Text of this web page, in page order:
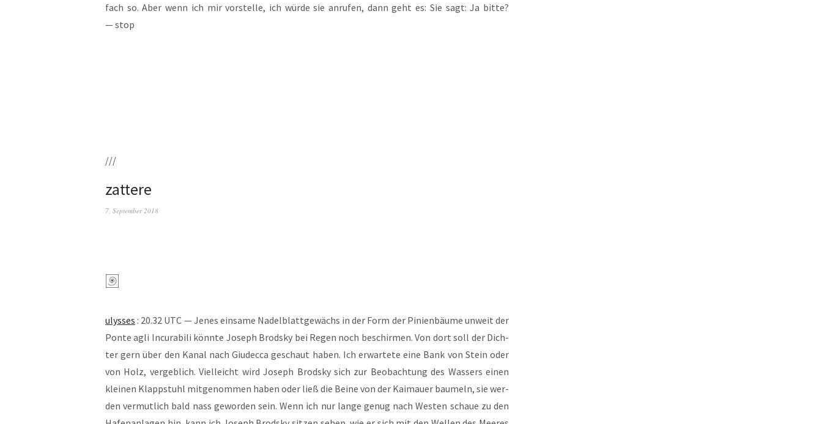
fach so. Aber wenn ich mir vor­stel­le, ich wür­de sie anru­fen, dann geht es: Sie sagt: Ja bit­te?
— stop
///
zattere
7. September 2018
ulys­ses : 20.32 UTC — Jenes ein­sa­me Nadel­blatt­ge­wächs in der Form der Pini­en­bäume unweit der
Pon­te agli Incura­bili könn­te Joseph Brod­sky bei Regen noch beschir­men. Von dort soll der Dich­
ter gern über den Kanal nach Giudec­ca geschaut haben. Ich erwar­tete eine Bank von Stein oder
von Holz, vergeb­lich. Viel­leicht wird Joseph Brod­sky sich zur Beob­ach­tung des Was­sers einen
klei­nen Klapp­stuhl mitge­nommen haben oder ließ die Bei­ne von der Kai­mau­er bau­meln, sie wer­
den vermut­lich bald nass gewor­den sein. Wenn ich nur lan­ge genug nach Wes­ten schaue zu den